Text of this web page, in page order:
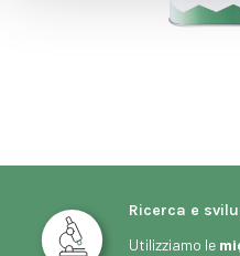
Ricerca e
Utilizziamo le